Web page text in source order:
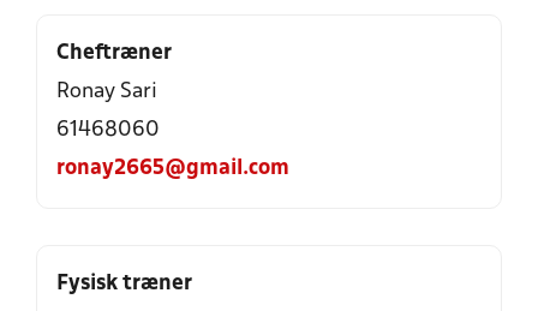
Cheftræner
Ronay Sari
61468060
ronay2665@gmail.com
Fysisk træner